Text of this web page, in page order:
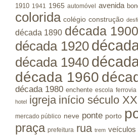
1910 1941 1965 automóvel avenida
colorida colégio construção
década 1890 década 1900
década 1920
década 1940
década 1960
década 1980 enchente escola ferrovia
hotel igreja início século XX
mercado público neve ponte porto
praça prefeitura rua trem veículos